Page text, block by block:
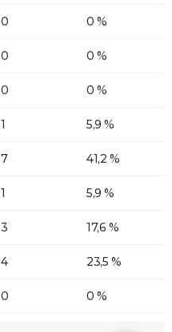
0 0 %
0 0 %
0 0 %
1 5,9 %
7 41,2 %
1 5,9 %
3 17,6 %
4 23,5 %
0 0 %